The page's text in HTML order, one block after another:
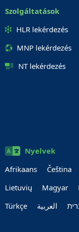
Szolgáltatások
HLR lekérdezés
MNP lekérdezés
NT lekérdezés
Nyelvek
Afrikaans
Čeština
Lietuvių
Magyar
Türkçe
العربية‏